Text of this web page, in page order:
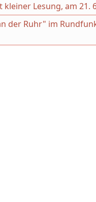
Lesung, am 21.
der Ruhr" im